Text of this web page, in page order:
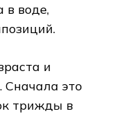
в воде,
и
Сначала это
трижды в